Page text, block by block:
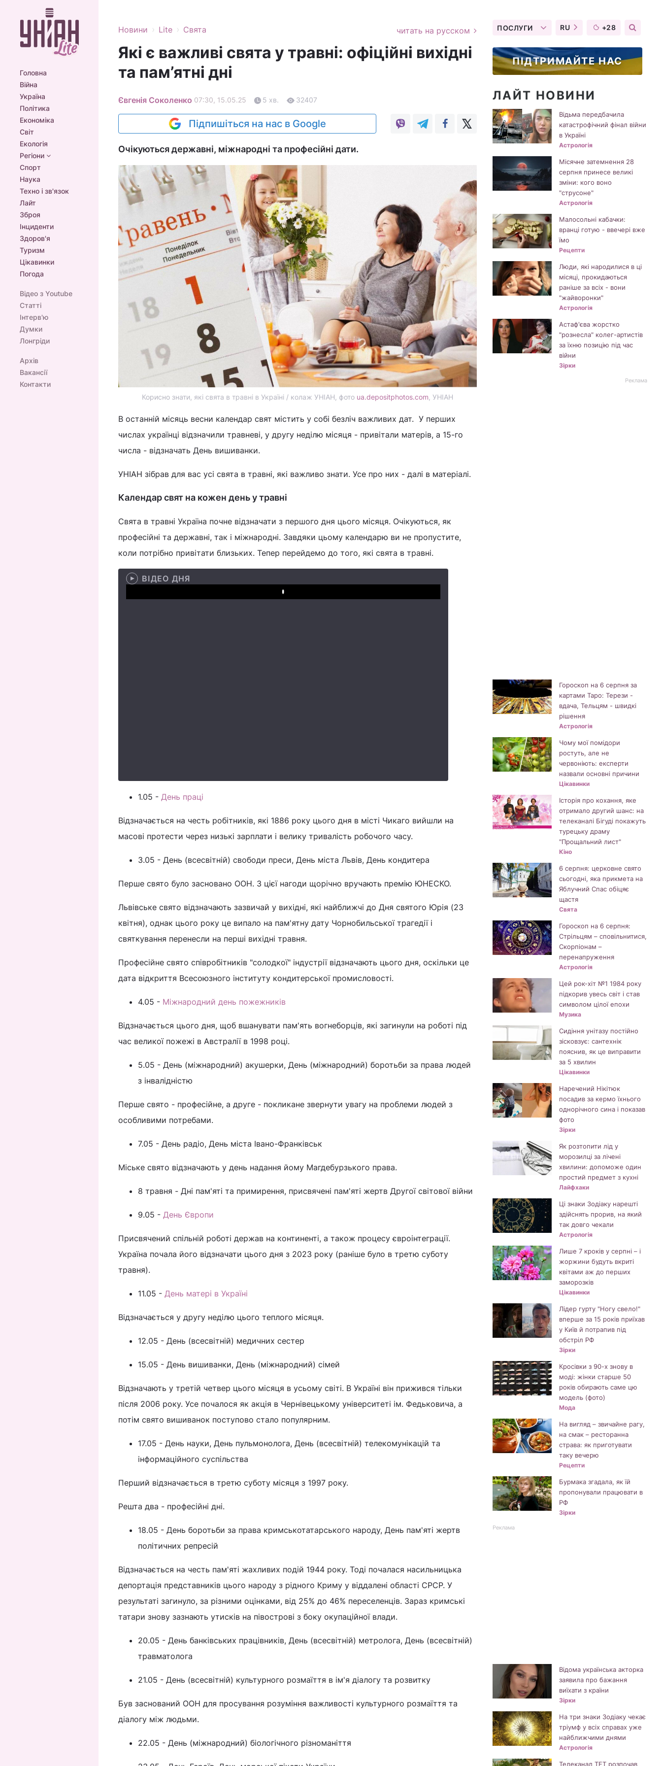
Головна
Війна
Україна
Політика
Економіка
Світ
Екологія
Регіони
Спорт
Наука
Техно і зв'язок
Лайт
Зброя
Інциденти
Здоров'я
Туризм
Цікавинки
Погода
Відео з Youtube
Статті
Інтерв'ю
Думки
Лонгріди
Архів
Вакансії
Контакти
Новини › Lite › Свята читать на русском
Які є важливі свята у травні: офіційні вихідні
та пам’ятні дні
Євгенія Соколенко 07:30, 15.05.25 5 хв. 32407
Підпишіться на нас в Google
Очікуються державні, міжнародні та професійні дати.
Корисно знати, які свята в травні в Україні / колаж УНІАН, фото ua.depositphotos.com, УНІАН
В останній місяць весни календар свят містить у собі безліч важливих дат. У перших
числах українці відзначили травневі, у другу неділю місяця - привітали матерів, а 15-го
числа - відзначать День вишиванки.
УНІАН зібрав для вас усі свята в травні, які важливо знати. Усе про них - далі в матеріалі.
Календар свят на кожен день у травні
Свята в травні Україна почне відзначати з першого дня цього місяця. Очікуються, як
професійні та державні, так і міжнародні. Завдяки цьому календарю ви не пропустите,
коли потрібно привітати близьких. Тепер перейдемо до того, які свята в травні.
ВІДЕО ДНЯ
Play
1.05 - День праці
Відзначається на честь робітників, які 1886 року цього дня в місті Чикаго вийшли на
масові протести через низькі зарплати і велику тривалість робочого часу.
3.05 - День (всесвітній) свободи преси, День міста Львів, День кондитера
Перше свято було засновано ООН. З цієї нагоди щорічно вручають премію ЮНЕСКО.
Львівське свято відзначають зазвичай у вихідні, які найближчі до Дня святого Юрія (23
квітня), однак цього року це випало на пам'ятну дату Чорнобильської трагедії і
святкування перенесли на перші вихідні травня.
Професійне свято співробітників "солодкої" індустрії відзначають цього дня, оскільки це
дата відкриття Всесоюзного інституту кондитерської промисловості.
4.05 - Міжнародний день пожежників
Відзначається цього дня, щоб вшанувати пам'ять вогнеборців, які загинули на роботі під
час великої пожежі в Австралії в 1998 році.
5.05 - День (міжнародний) акушерки, День (міжнародний) боротьби за права людей
з інвалідністю
Перше свято - професійне, а друге - покликане звернути увагу на проблеми людей з
особливими потребами.
7.05 - День радіо, День міста Івано-Франківськ
Міське свято відзначають у день надання йому Магдебурзького права.
8 травня - Дні пам'яті та примирення, присвячені пам'яті жертв Другої світової війни
9.05 - День Європи
Присвячений спільній роботі держав на континенті, а також процесу євроінтеграції.
Україна почала його відзначати цього дня з 2023 року (раніше було в третю суботу
травня).
11.05 - День матері в Україні
Відзначається у другу неділю цього теплого місяця.
12.05 - День (всесвітній) медичних сестер
15.05 - День вишиванки, День (міжнародний) сімей
Відзначають у третій четвер цього місяця в усьому світі. В Україні він прижився тільки
після 2006 року. Усе почалося як акція в Чернівецькому університеті ім. Федьковича, а
потім свято вишиванок поступово стало популярним.
17.05 - День науки, День пульмонолога, День (всесвітній) телекомунікацій та
інформаційного суспільства
Перший відзначається в третю суботу місяця з 1997 року.
Решта два - професійні дні.
18.05 - День боротьби за права кримськотатарського народу, День пам'яті жертв
політичних репресій
Відзначається на честь пам'яті жахливих подій 1944 року. Тоді почалася насильницька
депортація представників цього народу з рідного Криму у віддалені області СРСР. У
результаті загинуло, за різними оцінками, від 25% до 46% переселенців. Зараз кримські
татари знову зазнають утисків на півострові з боку окупаційної влади.
20.05 - День банківських працівників, День (всесвітній) метролога, День (всесвітній)
травматолога
21.05 - День (всесвітній) культурного розмаїття в ім'я діалогу та розвитку
Був заснований ООН для просування розуміння важливості культурного розмаїття та
діалогу між людьми.
22.05 - День (міжнародний) біологічного різноманіття
ПОСЛУГИ RU +28
ПІДТРИМАЙТЕ НАС
ЛАЙТ НОВИНИ
Відьма передбачила
катастрофічний фінал війни
в Україні
Астрологія
Місячне затемнення 28
серпня принесе великі
зміни: кого воно
"струсоне"
Астрологія
Малосольні кабачки:
вранці готую - ввечері вже
їмо
Рецепти
Люди, які народилися в ці
місяці, прокидаються
раніше за всіх - вони
"жайворонки"
Астрологія
Астаф'єва жорстко
"рознесла" колег-артистів
за їхню позицію під час
війни
Зірки
Реклама
Гороскоп на 6 серпня за
картами Таро: Терези -
вдача, Тельцям - швидкі
рішення
Астрологія
Чому мої помідори
ростуть, але не
червоніють: експерти
назвали основні причини
Цікавинки
Історія про кохання, яке
отримало другий шанс: на
телеканалі Бігуді покажуть
турецьку драму
"Прощальний лист"
Кіно
6 серпня: церковне свято
сьогодні, яка прикмета на
Яблучний Спас обіцяє
щастя
Свята
Гороскоп на 6 серпня:
Стрільцям – сповільнитися,
Скорпіонам –
перенапруження
Астрологія
Цей рок-хіт №1 1984 року
підкорив увесь світ і став
символом цілої епохи
Музика
Сидіння унітазу постійно
зісковзує: сантехнік
пояснив, як це виправити
за 5 хвилин
Цікавинки
Наречений Нікітюк
посадив за кермо їхнього
однорічного сина і показав
фото
Зірки
Як розтопити лід у
морозилці за лічені
хвилини: допоможе один
простий предмет з кухні
Лайфхаки
Ці знаки Зодіаку нарешті
здійснять прорив, на який
так довго чекали
Астрологія
Лише 7 кроків у серпні – і
жоржини будуть вкриті
квітами аж до перших
заморозків
Цікавинки
Лідер гурту "Ногу свело!"
вперше за 15 років приїхав
у Київ й потрапив під
обстріл РФ
Зірки
Кросівки з 90-х знову в
моді: жінки старше 50
років обирають саме цю
модель (фото)
Мода
На вигляд – звичайне рагу,
на смак – ресторанна
страва: як приготувати
таку вечерю
Рецепти
Бурмака згадала, як їй
пропонували працювати в
РФ
Зірки
Реклама
Відома українська акторка
заявила про бажання
виїхати з країни
Зірки
На три знаки Зодіаку чекає
тріумф у всіх справах уже
найближчими днями
Астрологія
Телеканал ТЕТ розпочав